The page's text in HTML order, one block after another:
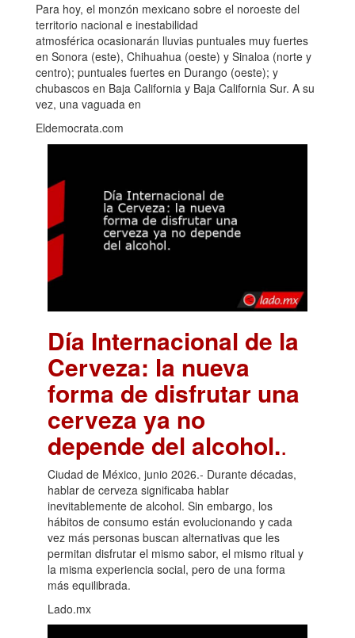
Para hoy, el monzón mexicano sobre el noroeste del
territorio nacional e inestabilidad
atmosférica ocasionarán lluvias puntuales muy fuertes
en Sonora (este), Chihuahua (oeste) y Sinaloa (norte y
centro); puntuales fuertes en Durango (oeste); y
chubascos en Baja California y Baja California Sur. A su
vez, una vaguada en
Eldemocrata.com
Día Internacional de la
Cerveza: la nueva
forma de disfrutar una
cerveza ya no
depende del alcohol..
Ciudad de México, junio 2026.- Durante décadas,
hablar de cerveza significaba hablar
inevitablemente de alcohol. Sin embargo, los
hábitos de consumo están evolucionando y cada
vez más personas buscan alternativas que les
permitan disfrutar el mismo sabor, el mismo ritual y
la misma experiencia social, pero de una forma
más equilibrada.
Lado.mx